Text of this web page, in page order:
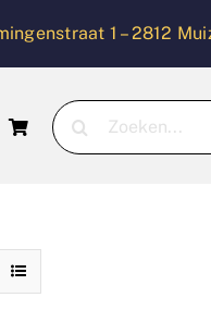
1 – 2812
Zoeken
naar: